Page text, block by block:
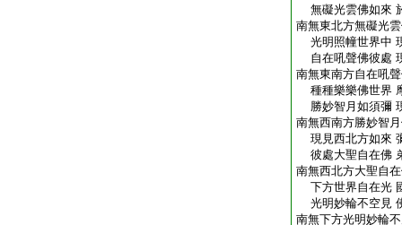
無礙光雲佛如來
南無東北方無礙光
光明照幢世界中
自在吼聲佛彼處
南無東南方自在吼
種種樂樂佛世界
勝妙智月如須彌
南無西南方勝妙智
現見西北方如來
彼處大聖自在佛
南無西北方大聖自
下方世界自在光
光明妙輪不空見
南無下方光明妙輪